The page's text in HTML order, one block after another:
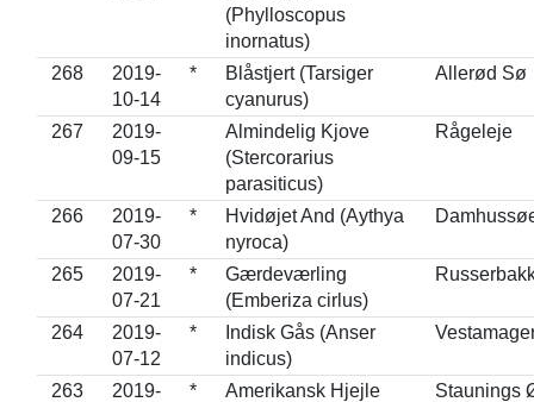
(Phylloscopus
inornatus)
268
2019-
10-14
*
Blåstjert (Tarsiger
cyanurus)
Allerød Sø
267
2019-
09-15
Almindelig Kjove
(Stercorarius
parasiticus)
Rågeleje
266
2019-
07-30
*
Hvidøjet And (Aythya
nyroca)
265
2019-
07-21
*
Gærdeværling
(Emberiza cirlus)
264
2019-
07-12
*
Indisk Gås (Anser
indicus)
263
2019-
*
Amerikansk Hjejle
Staunings